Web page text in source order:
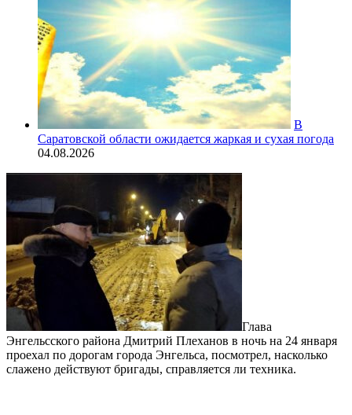
В
Саратовской области ожидается жаркая и сухая погода
04.08.2026
Глава
Энгельсского района Дмитрий Плеханов в ночь на 24 января
проехал по дорогам города Энгельса, посмотрел, насколько
слажено действуют бригады, справляется ли техника.